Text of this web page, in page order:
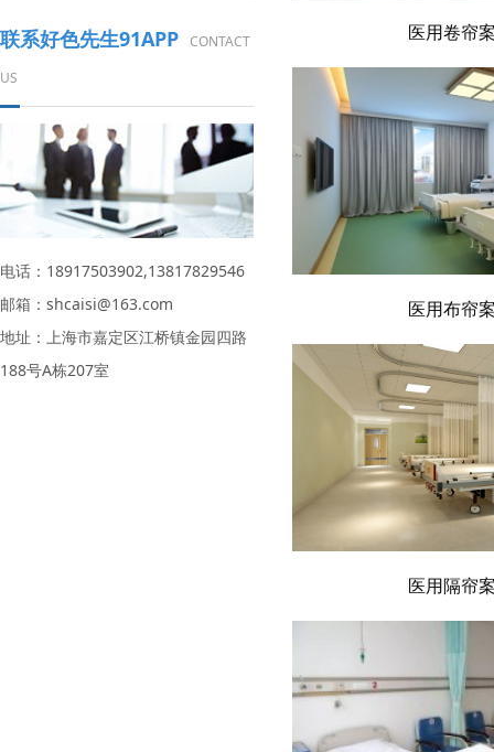
联系好色先生91APP CONTACT
US
电话：18917503902,13817829546
邮箱：shcaisi@163.com
地址：上海市嘉定区江桥镇金园四路
188号A栋207室
医用卷帘
医用布帘
医用隔帘